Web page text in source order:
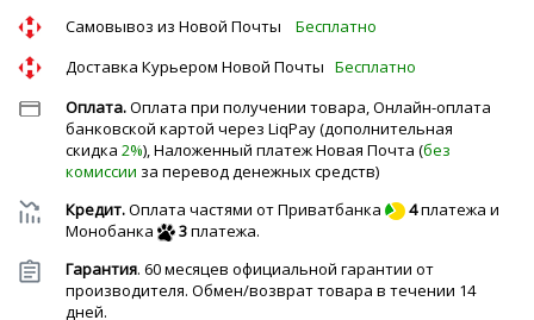
Cамовывоз из Новой Почты Бесплатно
Доставка Курьером Новой Почты Бесплатно
Оплата.Оплата при получении товара, Онлайн-оплата
банковской картой через LiqPay (дополнительная
скидка 2%), Наложенный платеж Новая Почта (без
комиссии за перевод денежных средств)
Кредит.Оплата частями от Приватбанка 4платежа и
Монобанка
3платежа.
Гарантия. 60 месяцев официальной гарантии от
производителя. Обмен/возврат товара в течении 14
дней.